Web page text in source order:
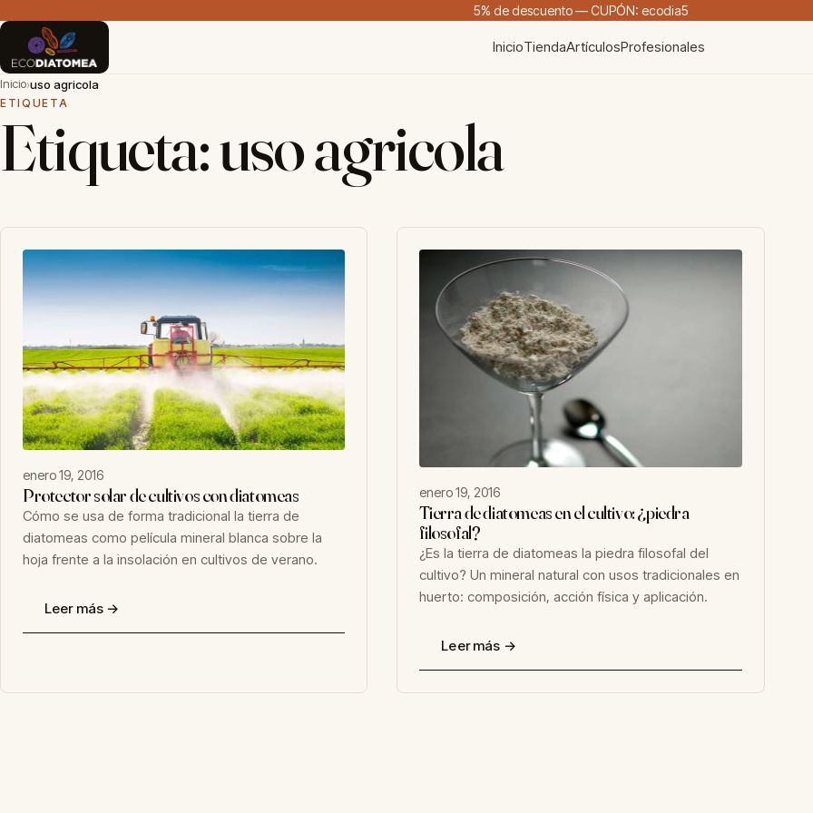
5% de descuento — CUPÓN: ecodia5
InicioTiendaArtículosProfesionales
Inicio›uso agricola
ETIQUETA
Etiqueta:uso agricola
enero 19, 2016
Protector solar de cultivos con diatomeas
Cómo se usa de forma tradicional la tierra de
diatomeas como película mineral blanca sobre la
hoja frente a la insolación en cultivos de verano.
Leer más →
enero 19, 2016
Tierra de diatomeas en el cultivo: ¿piedra
filosofal?
¿Es la tierra de diatomeas la piedra filosofal del
cultivo? Un mineral natural con usos tradicionales en
huerto: composición, acción física y aplicación.
Leer más →